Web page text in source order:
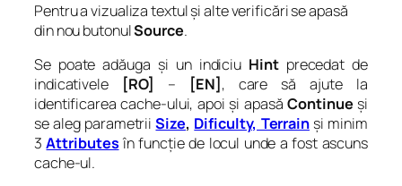
Pentru a vizualiza textul și alte verificări se apasă
din nou butonulSource.
Se poate adăuga și un indiciu Hintprecedat de
indicativele
[RO] – [EN] , care să ajute la
identificarea cache-ului, apoi și apasăContinue și
se aleg parametriiSize, Dificulty, Terrainși minim
3 Attributesîn funcție de locul unde a fost ascuns
cache-ul.